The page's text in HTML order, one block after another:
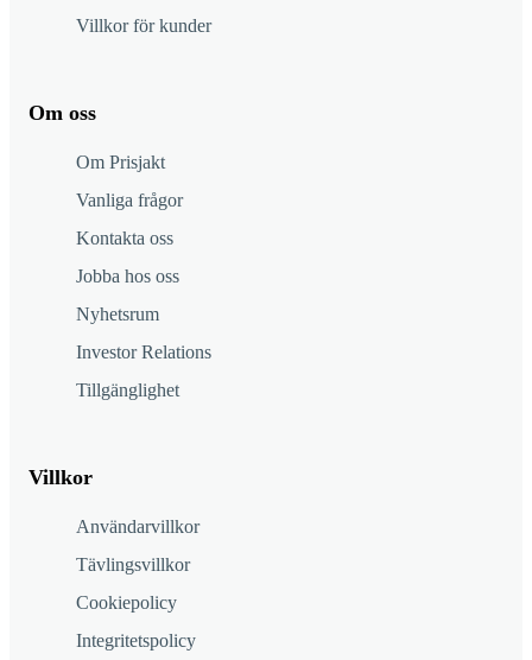
Villkor för kunder
Om oss
Om Prisjakt
Vanliga frågor
Kontakta oss
Jobba hos oss
Nyhetsrum
Investor Relations
Tillgänglighet
Villkor
Användarvillkor
Tävlingsvillkor
Cookiepolicy
Integritetspolicy